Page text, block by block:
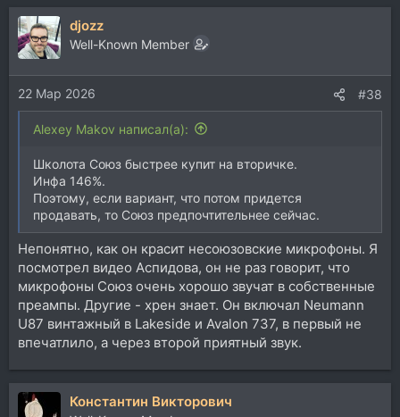
а
к
ц
и
и
:
djozz
Well-Known Member
22 Мар 2026 #38
Alexey Makov написал(а):
Школота Союз быстрее купит на вторичке.
Инфа 146%.
Поэтому, если вариант, что потом придется
продавать, то Союз предпочтительнее сейчас.
Непонятно, как он красит несоюзовские микрофоны. Я
посмотрел видео Аспидова, он не раз говорит, что
микрофоны Союз очень хорошо звучат в собственные
преампы. Другие - хрен знает. Он включал Neumann
U87 винтажный в Lakeside и Avalon 737, в первый не
впечатлило, а через второй приятный звук.
Константин Викторович